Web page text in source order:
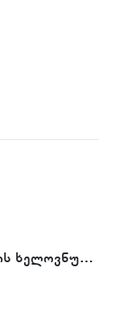
სავარჯიშო სილიკონის ხელოვნური კანი - Tattoo Practike skin